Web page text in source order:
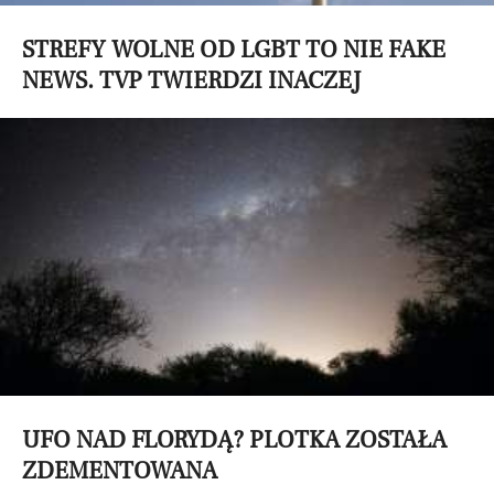
STREFY WOLNE OD LGBT TO NIE FAKE
NEWS. TVP TWIERDZI INACZEJ
UFO NAD FLORYDĄ? PLOTKA ZOSTAŁA
ZDEMENTOWANA